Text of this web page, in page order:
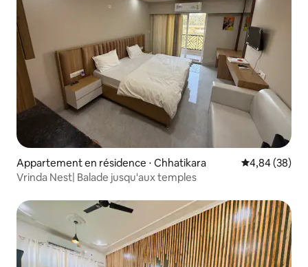
Appartement en résidence ⋅ Chhatikara Évaluation
4,84 (38)
Vrinda Nest| Balade jusqu'aux temples